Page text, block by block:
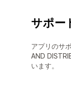
サポー
アプリのサ
AND
います。